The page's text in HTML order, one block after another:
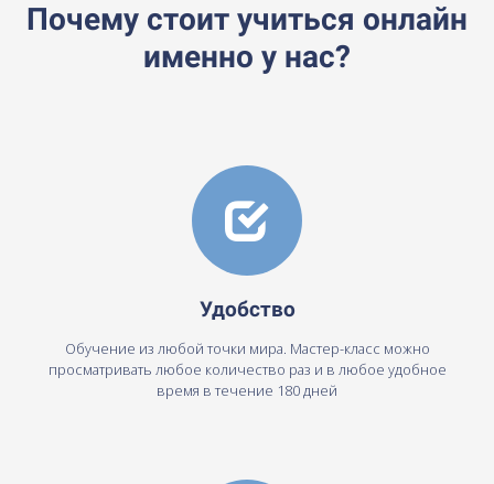
Почему стоит учиться онлайн
именно у нас?
Удобство
Обучение из любой точки мира. Мастер-класс можно
просматривать любое количество раз и в любое удобное
время в течение 180 дней